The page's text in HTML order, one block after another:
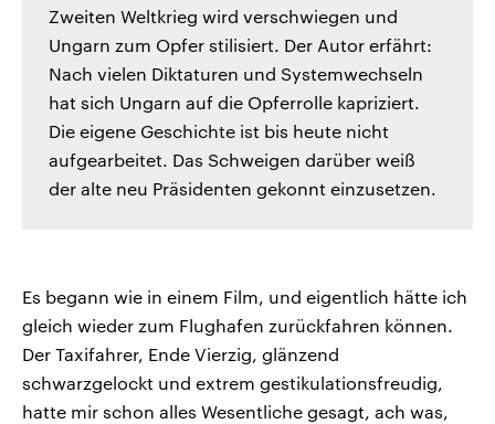
Zweiten Weltkrieg wird verschwiegen und
Ungarn zum Opfer stilisiert. Der Autor erfährt:
Nach vielen Diktaturen und Systemwechseln
hat sich Ungarn auf die Opferrolle kapriziert.
Die eigene Geschichte ist bis heute nicht
aufgearbeitet. Das Schweigen darüber weiß
der alte neu Präsidenten gekonnt einzusetzen.
Es begann wie in einem Film, und eigentlich hätte ich
gleich wieder zum Flughafen zurückfahren können.
Der Taxifahrer, Ende Vierzig, glänzend
schwarzgelockt und extrem gestikulationsfreudig,
hatte mir schon alles Wesentliche gesagt, ach was,